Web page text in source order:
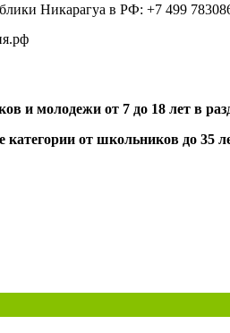
Никарагуа в РФ: +7 499
и молодежи от 7 до 18 лет в
от школьников до 35